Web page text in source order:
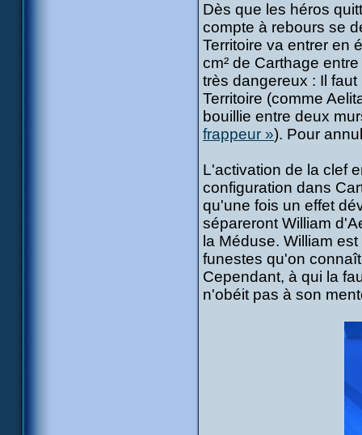
Dès que les héros
compte à rebours se
Territoire va entrer en
cm² de Carthage
très dangereux : Il
Territoire (comme
bouillie entre deux
frappeur »). Pour
L'activation de la clef
configuration dans
qu'une fois un effet
sépareront William
la Méduse. William
funestes qu'on
Cependant, à qui la
n'obéit pas à son